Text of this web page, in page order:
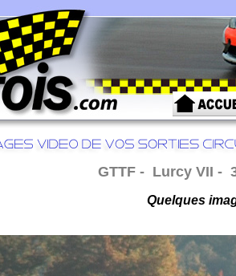
GTTF - Lurcy VII -
Quelques